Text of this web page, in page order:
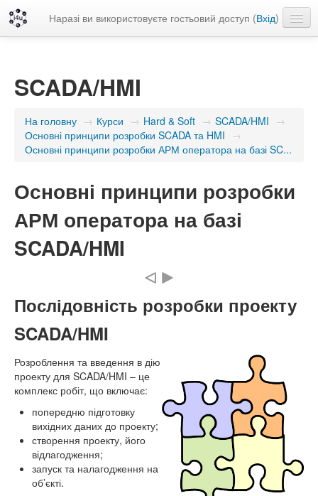
Наразі ви використовуєте гостьовий доступ (Вхід)
SCADA/HMI
На головну → Курси → Hard & Soft → SCADA/HMI →
Основні принципи розробки SCADA та HMI →
Основні принципи розробки АРМ оператора на базі SC...
Основні принципи розробки
АРМ оператора на базі
SCADA/HMI
Послідовність розробки проекту
SCADA/HMI
Розроблення та введення в дію
проекту для SCADA/HMI – це
комплекс робіт, що включає:
попередню підготовку
вихідних даних до проекту;
створення проекту, його
відлагодження;
запуск та налагодження на
об’єкті.